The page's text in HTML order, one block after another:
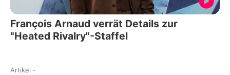
François Arnaud verrät Details zur
"Heated Rivalry"-Staffel
Artikel -